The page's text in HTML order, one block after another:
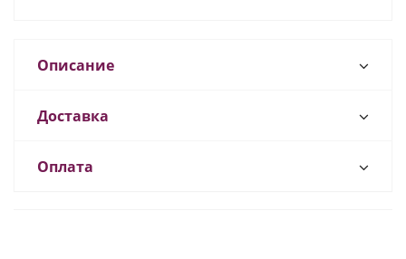
Описание
Доставка
Оплата